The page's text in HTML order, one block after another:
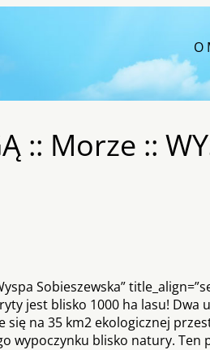
O
:: Morze ::
Sobieszewska”
jest blisko 1000 ha lasu! Dwa
na 35 km2 ekologicznej
wypoczynku blisko natury.